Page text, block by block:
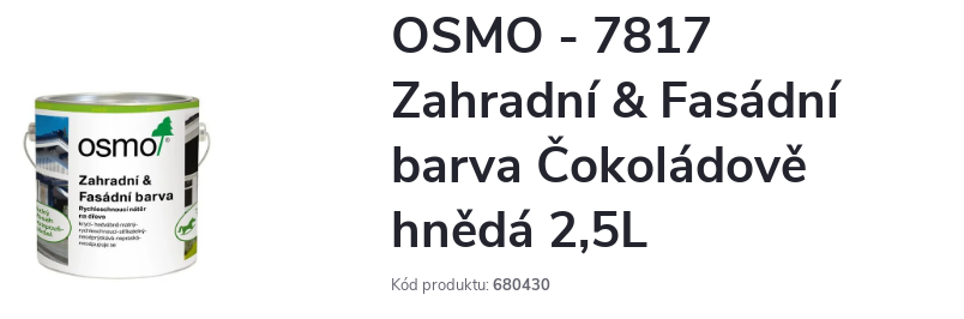
OSMO - 7817
Zahradní & Fasádní
barva Čokoládově
hnědá 2,5L
Kód produktu: 680430